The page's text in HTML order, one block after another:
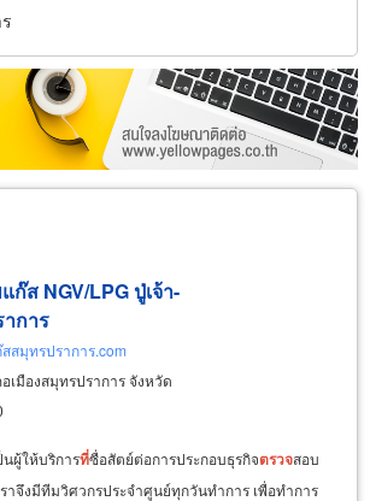
ส NGV/LPG ปู่เจ้า-
การ
สมุทรปราการ.com
เมืองสมุทรปราการ จังหวัด
นผู้ให้บริการที่ซื่อสัตย์ต่อการประกอบธุรกิจตรวจสอบ
จึงมีทีมวิศวกรประจำศูนย์ทุกวันทำการ เพื่อทำการ